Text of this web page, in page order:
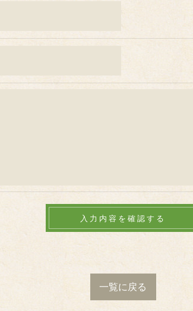
一覧に戻る